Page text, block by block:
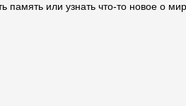
память или узнать что-то новое о